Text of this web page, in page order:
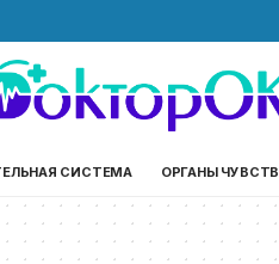
СИСТЕМА ОРГАНЫ ЧУВСТВ